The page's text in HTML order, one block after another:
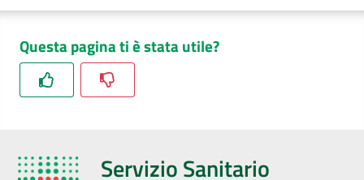
Questa pagina ti è stata utile?
Servizio Sanitario